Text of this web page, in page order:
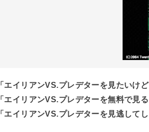
「エイリアンVS.プレデターを見たいけ
「エイリアンVS.プレデターを無料で見
「エイリアンVS.プレデターを見逃して